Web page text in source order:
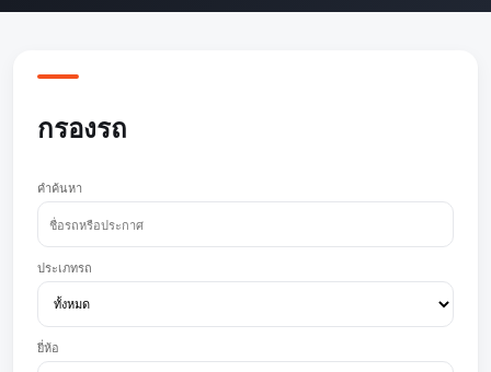
กรองรถ
คำค้นหา
ประเภทรถ
ยี่ห้อ